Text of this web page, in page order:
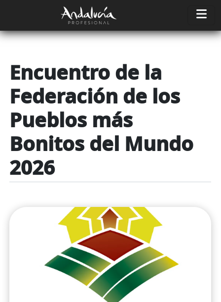
Pasar al contenido principal
Encuentro de la
Federación de los
Pueblos más
Bonitos del Mundo
2026